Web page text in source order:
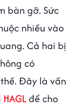
bàn gỡ. Sức
nhiều vào
Cả hai bị
có
Đây là vấn
HAGLđể cho